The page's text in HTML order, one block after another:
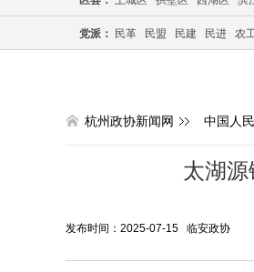
党派： 民革 民盟 民建 民进 农
杭州政协新闻网 中国人
太湖源
发布时间：2025-07-15 临安政协